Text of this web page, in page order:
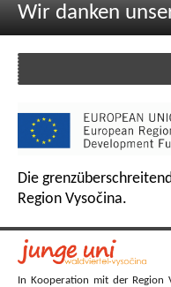
Wir danken
Die
Region Vysočina.
In Kooperation mit der Region